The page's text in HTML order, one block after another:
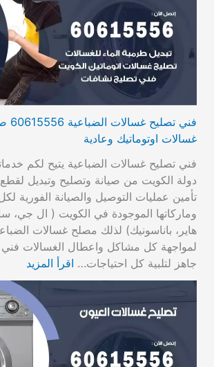
غسالات اوتوماتيك وعادية
فني تصليح غسالات الضباعية يتيح لكم
دولة الكويت من صيانة وتصليح وتبديل
تأمين عمليات التوصيل والصيانة الفورية
وماركاتها الموجودة في الكويت ( ال جي،
هاير، باناسونيك) لذلك مصلح غسالات
لمواجهة كل مشاكل واعطال الغسالات فني
جاهز لتلبية كل احتياجات… اقرأ المزيد